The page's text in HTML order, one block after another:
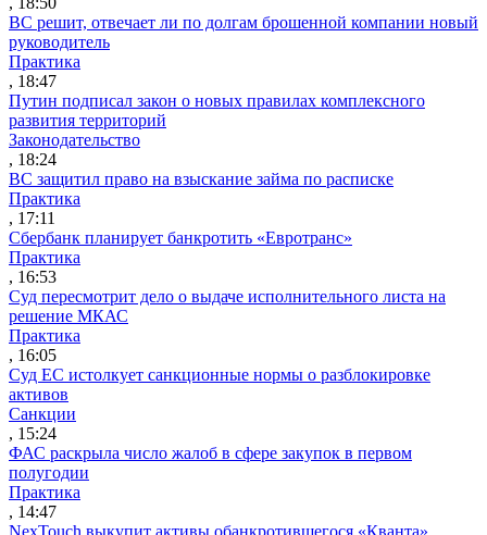
ВС решит, отвечает ли по долгам брошенной компании новый
руководитель
Практика
, 18:47
Путин подписал закон о новых правилах комплексного
развития территорий
Законодательство
, 18:24
ВС защитил право на взыскание займа по расписке
Практика
, 17:11
Сбербанк планирует банкротить «Евротранс»
Практика
, 16:53
Суд пересмотрит дело о выдаче исполнительного листа на
решение МКАС
Практика
, 16:05
Суд ЕС истолкует санкционные нормы о разблокировке
активов
Санкции
, 15:24
ФАС раскрыла число жалоб в сфере закупок в первом
полугодии
Практика
, 14:47
NexTouch выкупит активы обанкротившегося «Кванта»